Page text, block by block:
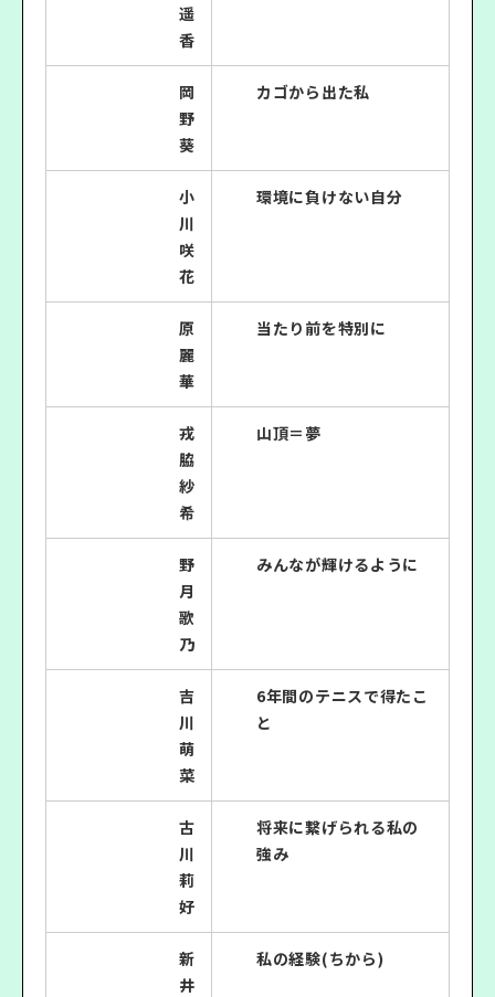
遥
香
岡
野
葵
カゴから出た私
小
川
咲
花
環境に負けない自分
原
麗
華
当たり前を特別に
戎
脇
紗
希
山頂＝夢
野
月
歌
乃
みんなが輝けるように
吉
川
萌
菜
6年間のテニスで得たこ
と
古
川
莉
好
将来に繋げられる私の
強み
新
井
私の経験(ちから)